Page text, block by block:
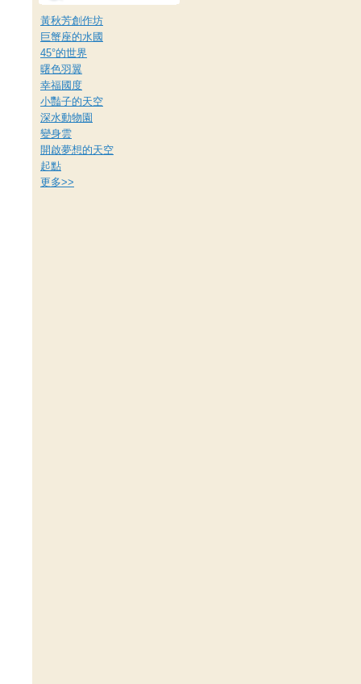
黃秋芳創作坊
巨蟹座的水國
45°的世界
曙色羽翼
幸福國度
小豔子的天空
深水動物園
變身雲
開啟夢想的天空
起點
更多>>